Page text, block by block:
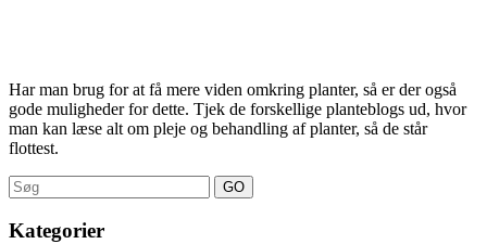
Har man brug for at få mere viden omkring planter, så er der også
gode muligheder for dette. Tjek de forskellige planteblogs ud, hvor
man kan læse alt om pleje og behandling af planter, så de står
flottest.
Search
for:
Kategorier